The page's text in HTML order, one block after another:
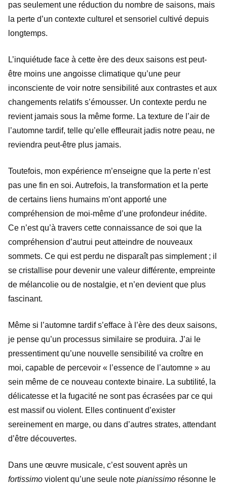
pas seulement une réduction du nombre de saisons, mais
la perte d’un contexte culturel et sensoriel cultivé depuis
longtemps.
L’inquiétude face à cette ère des deux saisons est peut-
être moins une angoisse climatique qu’une peur
inconsciente de voir notre sensibilité aux contrastes et aux
changements relatifs s’émousser. Un contexte perdu ne
revient jamais sous la même forme. La texture de l’air de
l’automne tardif, telle qu’elle effleurait jadis notre peau, ne
reviendra peut-être plus jamais.
Toutefois, mon expérience m’enseigne que la perte n’est
pas une fin en soi. Autrefois, la transformation et la perte
de certains liens humains m’ont apporté une
compréhension de moi-même d’une profondeur inédite.
Ce n’est qu’à travers cette connaissance de soi que la
compréhension d’autrui peut atteindre de nouveaux
sommets. Ce qui est perdu ne disparaît pas simplement ; il
se cristallise pour devenir une valeur différente, empreinte
de mélancolie ou de nostalgie, et n’en devient que plus
fascinant.
Même si l’automne tardif s’efface à l’ère des deux saisons,
je pense qu’un processus similaire se produira. J’ai le
pressentiment qu’une nouvelle sensibilité va croître en
moi, capable de percevoir « l’essence de l’automne » au
sein même de ce nouveau contexte binaire. La subtilité, la
délicatesse et la fugacité ne sont pas écrasées par ce qui
est massif ou violent. Elles continuent d’exister
sereinement en marge, ou dans d’autres strates, attendant
d’être découvertes.
Dans une œuvre musicale, c’est souvent après un
fortissimo violent qu’une seule note pianissimo résonne le